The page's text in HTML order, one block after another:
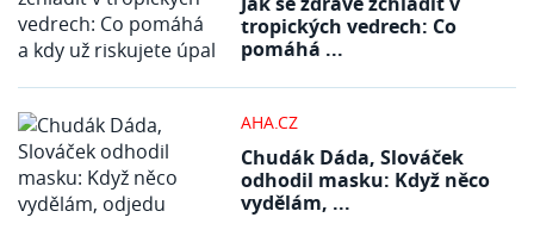
tropických vedrech: Co
pomáhá ...
AHA.CZ
Chudák Dáda, Slováček
odhodil masku: Když něco
vydělám, ...